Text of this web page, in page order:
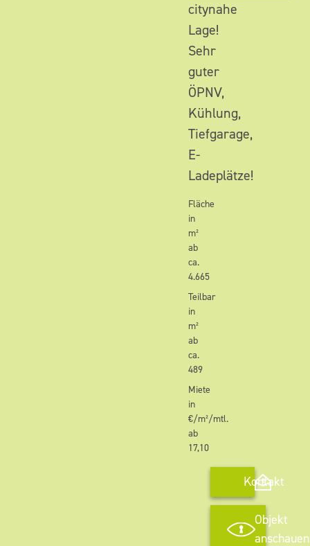
citynahe
Lage!
Sehr
guter
ÖPNV,
Kühlung,
Tiefgarage,
E-
Ladeplätze!
Fläche
in
m²
ab
ca.
4.665
Teilbar
in
m²
ab
ca.
489
Miete
in
€/m²/mtl.
ab
17,10
Kontakt
Objekt
anschauen